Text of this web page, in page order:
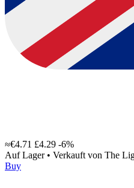
≈€4.71 £4.29 -6%
Auf Lager • Verkauft von The
Buy